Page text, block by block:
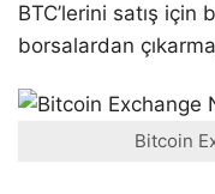
BTC’lerini satış için
borsalardan
Bitcoin